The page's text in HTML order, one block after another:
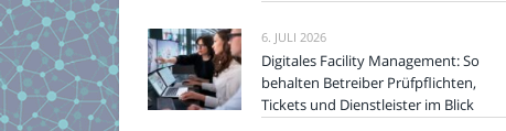
6. JULI 2026
Digitales Facility Management: So
behalten Betreiber Prüfpflichten,
Tickets und Dienstleister im Blick